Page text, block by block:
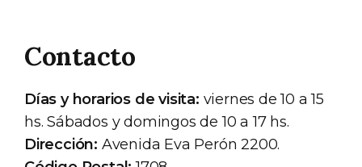
Contacto
Días y horarios de visita: viernes de 10 a 15
hs. Sábados y domingos de 10 a 17 hs.
Dirección: Avenida Eva Perón 2200.